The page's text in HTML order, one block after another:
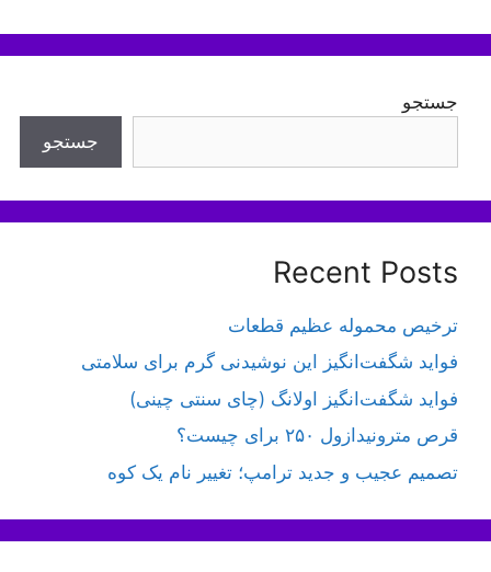
جستجو
جستجو
Recent Posts
ترخیص محموله عظیم قطعات
فواید شگفت‌انگیز این نوشیدنی گرم برای سلامتی
فواید شگفت‌انگیز اولانگ (چای سنتی چینی)
قرص مترونیدازول ۲۵۰ برای چیست؟
تصمیم عجیب و جدید ترامپ؛ تغییر نام یک کوه